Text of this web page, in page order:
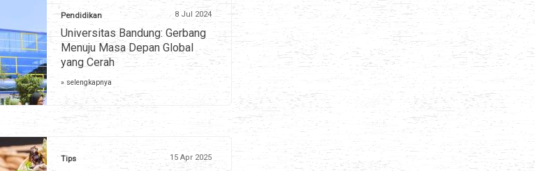
Pendidikan 8 Jul 2024
Universitas Bandung: Gerbang
Menuju Masa Depan Global
yang Cerah
» selengkapnya
Tips 15 Apr 2025